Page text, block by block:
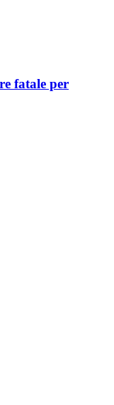
fatale per